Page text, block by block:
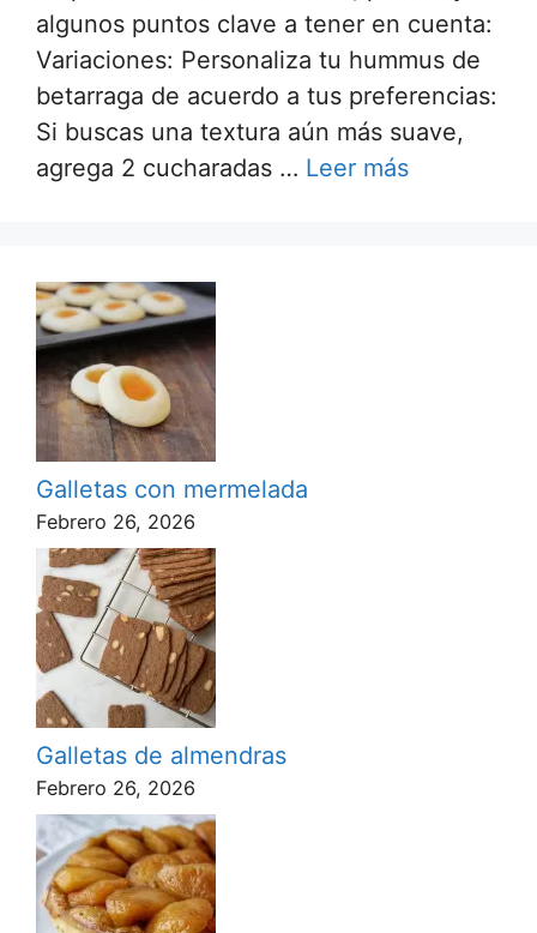
algunos puntos clave a tener en cuenta:
Variaciones: Personaliza tu hummus de
betarraga de acuerdo a tus preferencias:
Si buscas una textura aún más suave,
agrega 2 cucharadas … Leer más
Galletas con mermelada
Febrero 26, 2026
Galletas de almendras
Febrero 26, 2026